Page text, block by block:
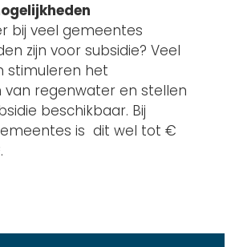
bij veel gemeentes
zijn voor subsidie? Veel
stimuleren het
regenwater en stellen
beschikbaar. Bij
is dit wel tot €